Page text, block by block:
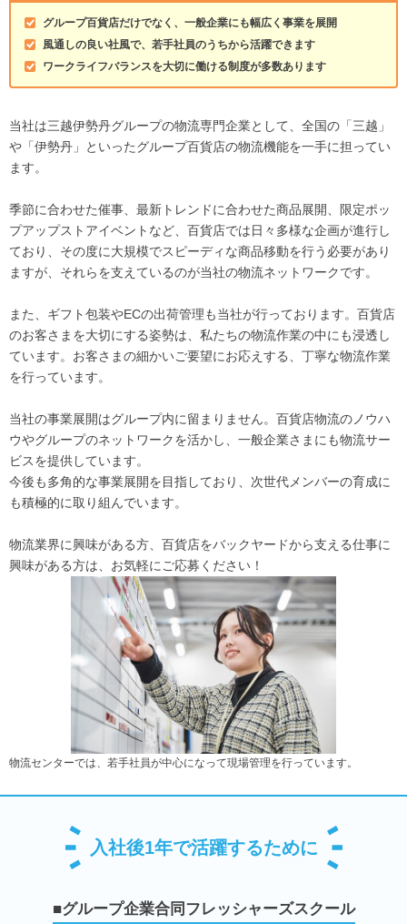
グループ百貨店だけでなく、一般企業にも幅広く事業を展開
風通しの良い社風で、若手社員のうちから活躍できます
ワークライフバランスを大切に働ける制度が多数あります
当社は三越伊勢丹グループの物流専門企業として、全国の「三越」
や「伊勢丹」といったグループ百貨店の物流機能を一手に担ってい
ます。
季節に合わせた催事、最新トレンドに合わせた商品展開、限定ポッ
プアップストアイベントなど、百貨店では日々多様な企画が進行し
ており、その度に大規模でスピーディな商品移動を行う必要があり
ますが、それらを支えているのが当社の物流ネットワークです。
また、ギフト包装やECの出荷管理も当社が行っております。百貨店
のお客さまを大切にする姿勢は、私たちの物流作業の中にも浸透し
ています。お客さまの細かいご要望にお応えする、丁寧な物流作業
を行っています。
当社の事業展開はグループ内に留まりません。百貨店物流のノウハ
ウやグループのネットワークを活かし、一般企業さまにも物流サー
ビスを提供しています。
今後も多角的な事業展開を目指しており、次世代メンバーの育成に
も積極的に取り組んでいます。
物流業界に興味がある方、百貨店をバックヤードから支える仕事に
興味がある方は、お気軽にご応募ください！
物流センターでは、若手社員が中心になって現場管理を行っています。
入社後1年で活躍するために
■グループ企業合同フレッシャーズスクール